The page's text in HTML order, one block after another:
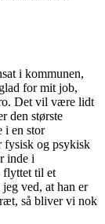
i kommunen,
for mit job,
Det vil være lidt
den største
i en stor
fysisk og psykisk
inde i
flyttet til et
ved, at han er
så bliver vi nok